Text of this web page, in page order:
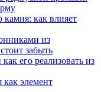
как влияет
из
забыть
его реализовать из
как элемент